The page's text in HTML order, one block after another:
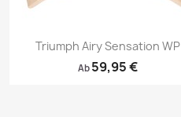
Vorschau
Triumph Airy Sensation WP
Ab 59,95 €